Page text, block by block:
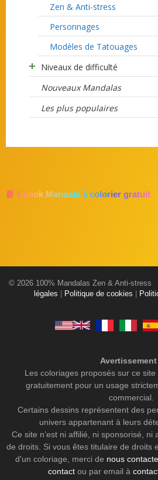
Zen & Anti-stress
Personnages
Modèles de Tatouages
Niveaux de difficulté
Nouveaux Mandalas
Les plus populaires
📘 Ebook Mandala à colorier gratuit
© 2026 100% Mandalas Zen & Anti-stress
légales
Politique de cookies
Les coloriages proposés sur ce
gratuitement pour un usage
commercial.
Certains dessins représentent des
univers appartenant à leurs
Ce site n’est ni affilié, ni sponsorisé, ni
de droits. Si vous êtes titulaire de droits
d'un coloriage, merci de nous
contactou par email à